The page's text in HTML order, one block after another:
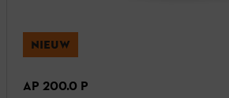
NIEUW
AP 200.0 P